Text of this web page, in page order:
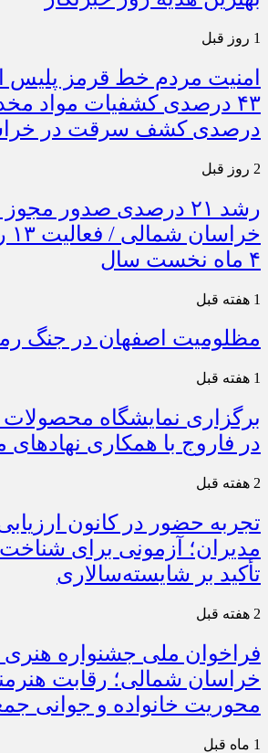
1 روز قبل
امنیت مردم خط قرمز
درصدی کشف سرقت در
2 روز قبل
رشد ۲۱ درصدی صدور
۴ ماه نخست سال
1 هفته قبل
مظلومیت اصفهان در جنگ
1 هفته قبل
برگزاری نمایشگاه
در فاروج با همکاری
2 هفته قبل
تجربه حضور در کانون
مدیران؛ آزمونی برای شناخت
تأکید بر شایسته‌سالاری
2 هفته قبل
فراخوان ملی جشنواره هنری
خراسان شمالی؛ رقابت
محوریت خانواده و جوانی
1 ماه قبل